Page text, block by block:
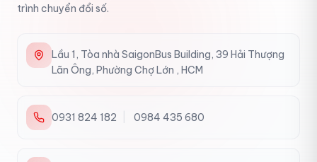
trình chuyển đổi số.
Lầu 1, Tòa nhà SaigonBus Building, 39 Hải Thượng
Lãn Ông, Phường Chợ Lớn , HCM
0931 824 182 0984 435 680